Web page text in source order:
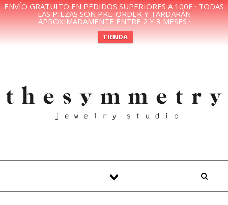
ENVÍO GRATUITO EN PEDIDOS SUPERIORES A 100E · TODAS
LAS PIEZAS SON PRE-ORDER Y TARDARÁN
APROXIMADAMENTE ENTRE 2 Y 3 MESES ·
TIENDA